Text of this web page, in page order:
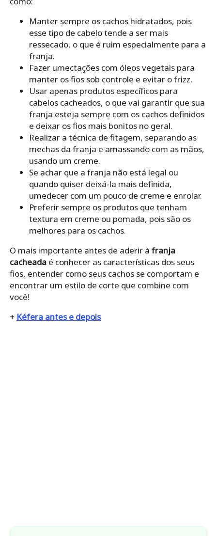
Manter sempre os cachos hidratados, pois
esse tipo de cabelo tende a ser mais
ressecado, o que é ruim especialmente para a
franja.
Fazer umectações com óleos vegetais para
manter os fios sob controle e evitar o frizz.
Usar apenas produtos específicos para
cabelos cacheados, o que vai garantir que sua
franja esteja sempre com os cachos definidos
e deixar os fios mais bonitos no geral.
Realizar a técnica de fitagem, separando as
mechas da franja e amassando com as mãos,
usando um creme.
Se achar que a franja não está legal ou
quando quiser deixá-la mais definida,
umedecer com um pouco de creme e enrolar.
Preferir sempre os produtos que tenham
textura em creme ou pomada, pois são os
melhores para os cachos.
O mais importante antes de aderir à franja
cacheada é conhecer as características dos seus
fios, entender como seus cachos se comportam e
encontrar um estilo de corte que combine com
você!
+ Kéfera antes e depois